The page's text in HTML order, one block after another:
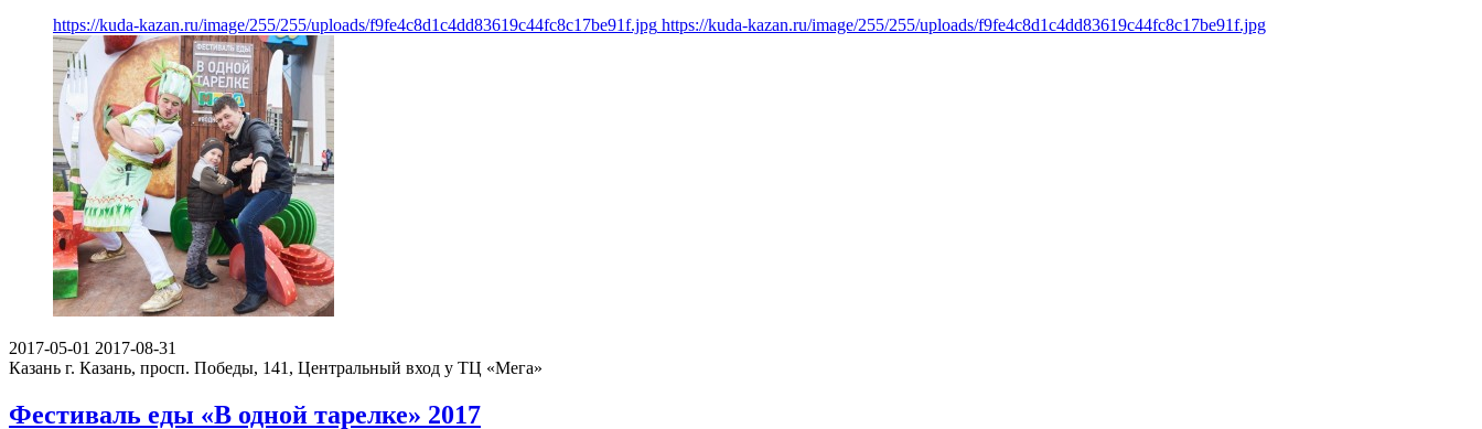
https://kuda-kazan.ru/image/255/255/uploads/f9fe4c8d1c4dd83619c44fc8c17be91f.jpg https://kuda-kazan.ru/image/255/255/uploads/f9fe4c8d1c4dd83619c44fc8c17be91f.jpg
2017-05-01 2017-08-31
Казань г. Казань, просп. Победы, 141, Центральный вход у ТЦ «Мега»
Фестиваль еды «В одной тарелке» 2017